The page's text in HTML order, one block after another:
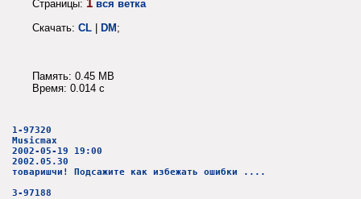
Страницы: 1 вся ветка
Скачать: CL | DM;
Память: 0.45 MB
Время: 0.014 c
1-97320
Musicmax
2002-05-19 19:00
2002.05.30
товаришчи! Подсажите как избежать ошибки ....
3-97188